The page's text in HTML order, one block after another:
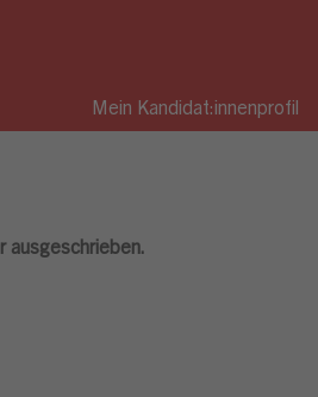
Mein Kandidat:innenprofil
ausgeschrieben.